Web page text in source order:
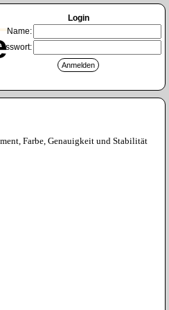
Login
Name:
Farbe, Genauigkeit und Stabilität